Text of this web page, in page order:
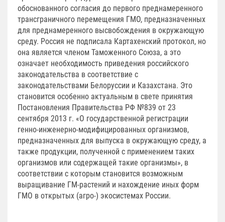
обоснованного согласия до первого преднамеренного
трансграничного перемещения ГМО, предназначенных
для преднамеренного высвобождения в окружающую
среду. Россия не подписала Картахенский протокол, но
она является членом Таможенного Союза, а это
означает необходимость приведения российского
законодательства в соответствие с
законодательствами Белоруссии и Казахстана. Это
становится особенно актуальным в свете принятия
Постановления Правительства РФ №839 от 23
сентября 2013 г. «О государственной регистрации
генно-инженерно-модифицированных организмов,
предназначенных для выпуска в окружающую среду, а
также продукции, полученной с применением таких
организмов или содержащей такие организмы», в
соответствии с которым становится возможным
выращивание ГМ-растений и нахождение иных форм
ГМО в открытых (агро-) экосистемах России.